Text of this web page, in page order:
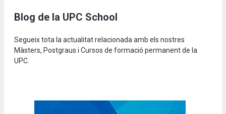
Blog de la UPC School
Segueix tota la actualitat relacionada amb els nostres
Màsters, Postgraus i Cursos de formació permanent de la
UPC.